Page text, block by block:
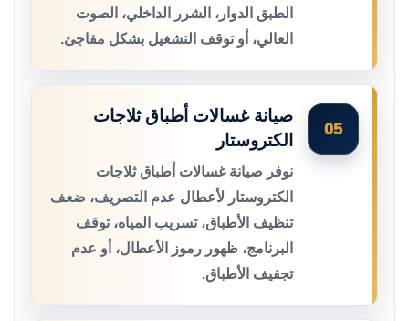
الطبق الدوار، الشرر الداخلي، الصوت
العالي، أو توقف التشغيل بشكل مفاجئ.
05
صيانة غسالات أطباق ثلاجات
الكتروستار
نوفر صيانة غسالات أطباق ثلاجات
الكتروستار لأعطال عدم التصريف، ضعف
تنظيف الأطباق، تسريب المياه، توقف
البرنامج، ظهور رموز الأعطال، أو عدم
تجفيف الأطباق.